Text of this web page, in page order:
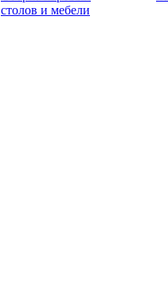
столов и мебели